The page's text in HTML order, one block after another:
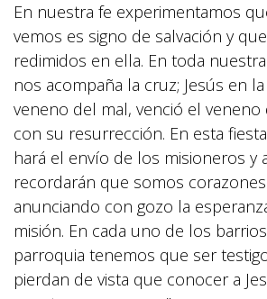
En nuestra fe experimentamos
vemos es signo de salvación y
redimidos en ella. En toda
nos acompaña la cruz; Jesús en
veneno del mal, venció el
con su resurrección. En esta
hará el envío de los misioneros y
recordarán que somos
anunciando con gozo la
misión. En cada uno de los
parroquia tenemos que ser
pierdan de vista que conocer a